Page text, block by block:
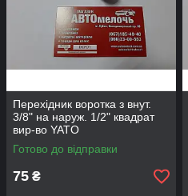
Перехідник воротка з внут.
3/8" на наруж. 1/2" квадрат
вир-во YATO
Готово до відправки
75 ₴